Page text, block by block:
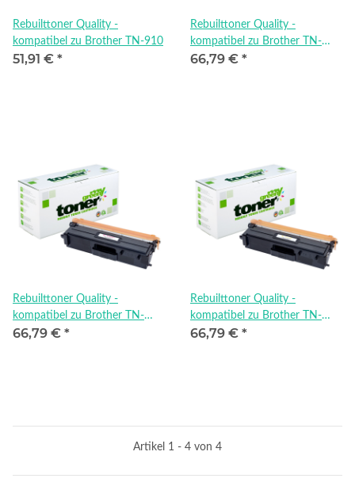
Rebuilttoner Quality -
kompatibel zu Brother TN-910
51,91 € *
Rebuilttoner Quality -
kompatibel zu Brother TN-
910C
66,79 € *
Rebuilttoner Quality -
kompatibel zu Brother TN-
910M
66,79 € *
Rebuilttoner Quality -
kompatibel zu Brother TN-
910Y
66,79 € *
Artikel 1 - 4 von 4